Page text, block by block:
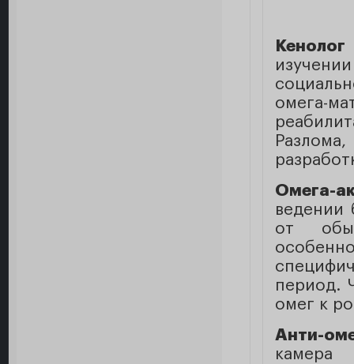
Кенолог
омега-
Омега-
ведении
от
период.
омег к
Анти-